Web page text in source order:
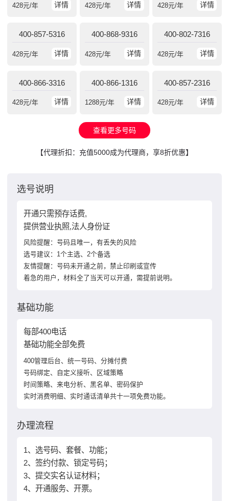
详情
428元/年 详情
428元/年 详情
428元/年
400-857-5316
详情
428元/年
400-868-9316
详情
428元/年
400-802-7316
详情
428元/年
400-866-3316
详情
428元/年
400-866-1316
详情
1288元/年
400-857-2316
详情
428元/年
查看更多号码
【代理折扣：充值5000成为代理商，享8折优惠】
选号说明
开通只需预存话费,
提供营业执照,法人身份证
风险提醒：号码且唯一，有丢失的风险
选号建议：1个主选、2个备选
友情提醒：号码未开通之前，禁止印刷或宣传
着急的用户，材料全了当天可以开通，需提前说明。
基础功能
每部400电话
基础功能全部免费
400管理后台、统一号码、分摊付费
号码绑定、自定义接听、区域策略
时间策略、来电分析、黑名单、密码保护
实时消费明细、实时通话清单共十一项免费功能。
办理流程
1、选号码、套餐、功能；
2、签约付款、锁定号码；
3、提交实名认证材料；
4、开通服务、开票。